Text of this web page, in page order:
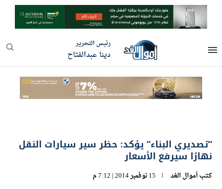
رئيس التحرير
دينا عبدالفتاح
“تصديري البناء” يؤكد: حظر سير سيارات النقل
نهارًا سيرفع الأسعار
كتبأموال الغد 15 نوفمبر 2014 | 7:12 م